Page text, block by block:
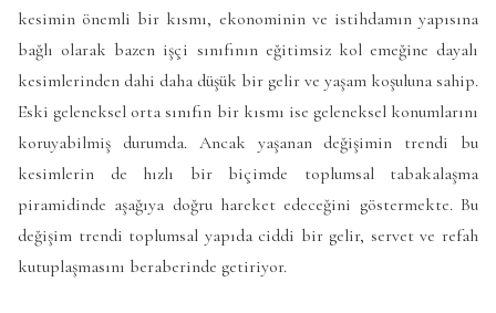
kesimin önemli bir kısmı, ekonominin ve istihdamın yapısına
bağlı olarak bazen işçi sınıfının eğitimsiz kol emeğine dayalı
kesimlerinden dahi daha düşük bir gelir ve yaşam koşuluna sahip.
Eski geleneksel orta sınıfın bir kısmı ise geleneksel konumlarını
koruyabilmiş durumda. Ancak yaşanan değişimin trendi bu
kesimlerin de hızlı bir biçimde toplumsal tabakalaşma
piramidinde aşağıya doğru hareket edeceğini göstermekte. Bu
değişim trendi toplumsal yapıda ciddi bir gelir, servet ve refah
kutuplaşmasını beraberinde getiriyor.